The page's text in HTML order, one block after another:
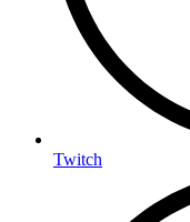
Twitch